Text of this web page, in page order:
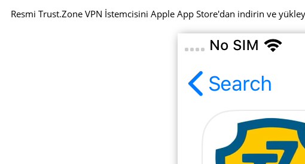
Resmi Trust.Zone VPN İstemcisini Apple App Store'dan indirin ve